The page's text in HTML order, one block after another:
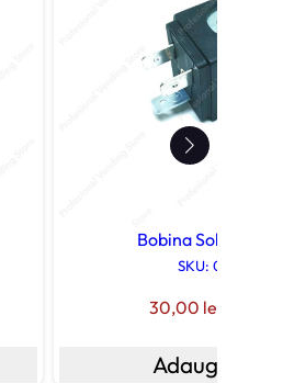
Bobina Solubile
SKU: 099056
30,00 lei
Adaugă în